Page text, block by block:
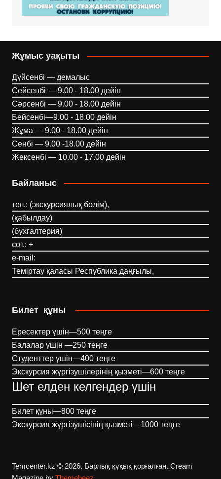
Жұмыс уақыты
Дүйсенбі — демалыс
Сейсенбі — 9.00 - 18.00 дейін
Сәрсенбі — 9.00 - 18.00 дейін
Бейсенбі—9.00 - 18.00 дейін
Жұма — 9.00 - 18.00 дейін
Сенбі — 9.00 -18.00 дейін
Жексенбі — 10.00 - 17.00 дейін
Байланыс
тел.: (экскурсиялық бөлім),
(қабылдау)
(бухгалтерия)
сот.: +
e-mail:
Теміртау қаласы Республика даңғылы,
Билет құны
Ересектер үшін—500 теңге
Балалар үшін —250 теңге
Студенттер үшін—400 теңге
Экскурсия жүргізушілерінің қызметі—600 теңге
Шет елден келгендер үшін
Билет құны—800 теңге
Экскурсия жүргізушісінің қызметі—1000 теңге
Temcenter.kz © 2026. Барлық құқық қорғалған. Cream